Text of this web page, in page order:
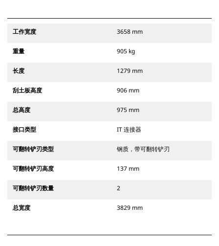
工作宽度 3658 mm
重量 905 kg
长度 1279 mm
刮土板高度 906 mm
总高度 975 mm
接口类型 IT 连接器
可翻转铲刃类型 钢质，带可翻转铲刃
可翻转铲刃高度 137 mm
可翻转铲刃数量 2
总宽度 3829 mm